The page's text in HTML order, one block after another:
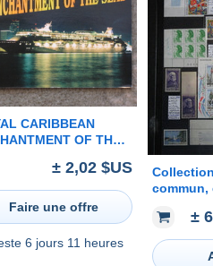
CARIBBEAN
OF THE
± 2,02 $US
Faire une offre
6 jours 11 heures
commun,
de
sur 141
±